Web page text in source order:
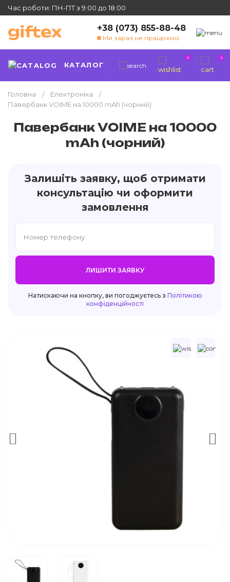
Час роботи: ПН-ПТ з 9:00 до 18:00
+38 (073) 855-88-48
Ми зараз не працюємо
КАТАЛОГ
0 0
Головна
Електроніка
Павербанк VOIME на 10000 mAh (чорний)
Павербанк VOIME на 10000
mAh (чорний)
Залишіть заявку, щоб отримати
консультацію чи оформити
замовлення
ЛИШИТИ ЗАЯВКУ
Натискаючи на кнопку, ви погоджуєтесь з Політикою
конфіденційності